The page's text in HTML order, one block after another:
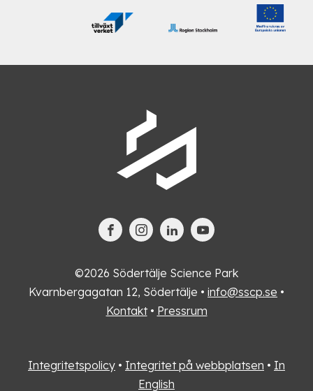
©2026 Södertälje Science Park
Kvarnbergagatan 12, Södertälje • info@sscp.se •
Kontakt• Pressrum
Integritetspolicy • Integritet på webbplatsen • In
English